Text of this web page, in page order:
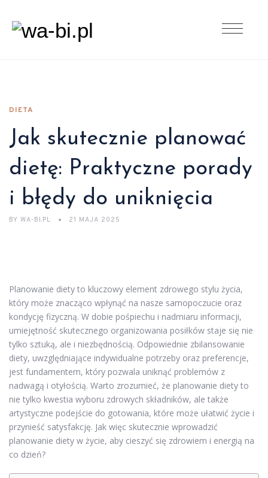
DIETA
Jak skutecznie planować
dietę: Praktyczne porady
i błędy do uniknięcia
BY WA-BI.PL 21 MAJA 2025
Planowanie diety to kluczowy element zdrowego stylu życia,
który może znacząco wpłynąć na nasze samopoczucie oraz
kondycję fizyczną. W dobie pośpiechu i nadmiaru informacji,
umiejętność skutecznego organizowania posiłków staje się nie
tylko sztuką, ale i niezbędnością. Odpowiednie zbilansowanie
diety, uwzględniające indywidualne potrzeby oraz preferencje,
jest fundamentem, który pozwala uniknąć problemów z
nadwagą i otyłością. Warto zrozumieć, że planowanie diety to
nie tylko kwestia wyboru zdrowych składników, ale także
artystyczne podejście do gotowania, które może ułatwić życie i
przynieść satysfakcję. Jak więc skutecznie wprowadzić
planowanie diety w życie, aby cieszyć się zdrowiem i energią na
co dzień?